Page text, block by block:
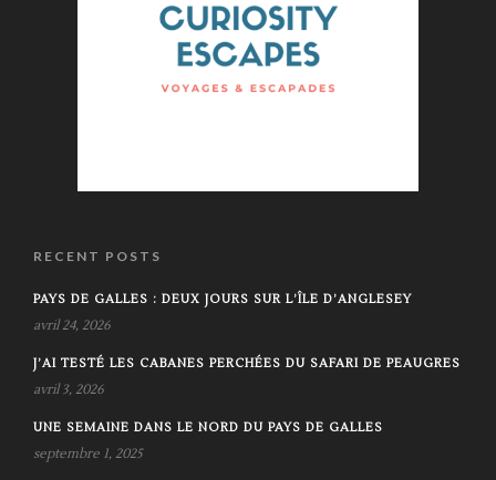
RECENT POSTS
PAYS DE GALLES : DEUX JOURS SUR L’ÎLE D’ANGLESEY
avril 24, 2026
J’AI TESTÉ LES CABANES PERCHÉES DU SAFARI DE PEAUGRES
avril 3, 2026
UNE SEMAINE DANS LE NORD DU PAYS DE GALLES
septembre 1, 2025